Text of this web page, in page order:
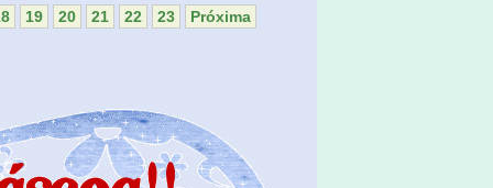
19 20 21 22 23 Próxima